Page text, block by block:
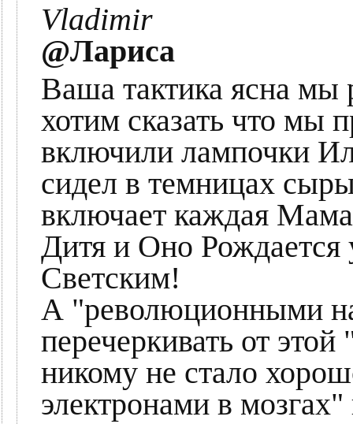
Vladimir
@Лариса
Ваша тактика ясна мы
хотим сказать что мы
включили лампочки
сидел в темницах
включает каждая
Дитя и Оно
Светским!
А "революционными
перечеркивать от
никому не стало
электронами в